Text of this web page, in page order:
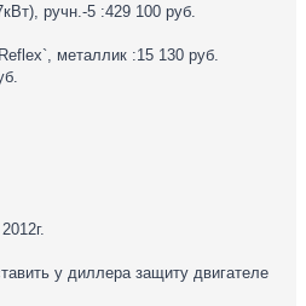
ручн.-5 :429 100 руб.
металлик :15 130 руб.
у диллера защиту двигателе